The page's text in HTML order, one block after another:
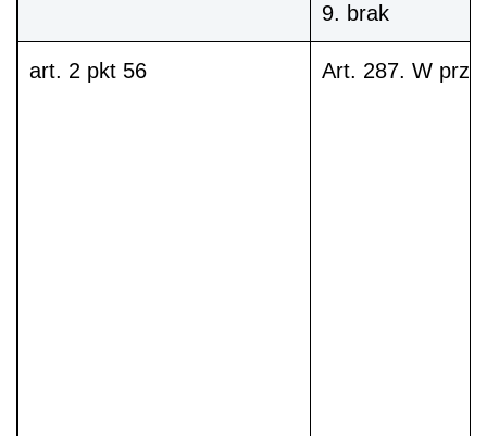
9. brak
art. 2 pkt 56 Art. 287. W